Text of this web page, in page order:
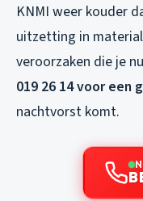
KNMI weer kouder
uitzetting in
veroorzaken die je
019 26 14 voor een
nachtvorst komt.